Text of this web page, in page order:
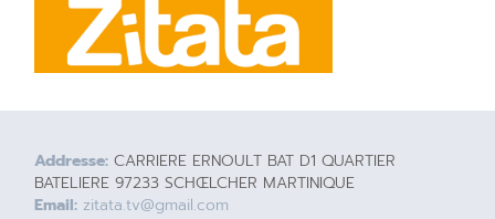
Addresse: CARRIERE ERNOULT BAT D1 QUARTIER
BATELIERE 97233 SCHŒLCHER MARTINIQUE
Email: zitata.tv@gmail.com